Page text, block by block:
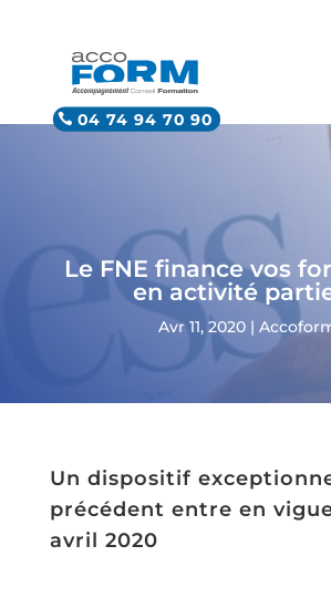
04 74 94 70 90
Le FNE finance vos
en activité
Avr 11, 2020 |
Un dispositif
précédent entre en
avril 2020